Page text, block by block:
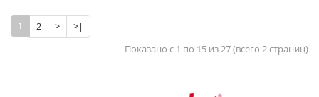
1 2 >
>|
Показано с 1 по 15 из 27 (всего 2 страниц)